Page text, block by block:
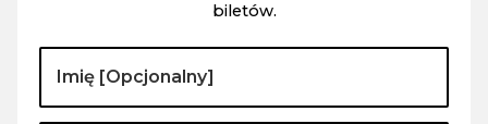
biletów.